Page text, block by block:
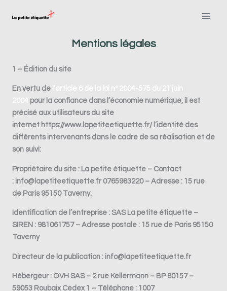
Mentions légales
1 – Édition du site
En vertu de
pour la confiance dans l’économie numérique, il est
précisé aux utilisateurs du site
internet https://www.lapetiteetiquette.fr/l’identité des
différents intervenants dans le cadre de sa réalisation et de
son suivi:
Propriétaire du site : La petite étiquette – Contact
: info@lapetiteetiquette.fr 0765983220 – Adresse : 15 rue
de Paris 95150 Taverny.
Identification de l’entreprise : SAS La petite étiquette –
SIREN : 981061757 – Adresse postale : 15 rue de Paris 95150
Taverny
Directeur de la publication : info@lapetiteetiquette.fr
Hébergeur : OVH SAS – 2 rue Kellermann – BP 80157 –
59053 Roubaix Cedex 1 – Téléphone : 1007